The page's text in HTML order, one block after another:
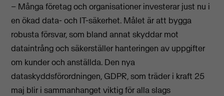
– Många företag och organisationer investerar just nu i
en ökad data- och IT-säkerhet. Målet är att bygga
robusta försvar, som bland annat skyddar mot
dataintrång och säkerställer hanteringen av uppgifter
om kunder och anställda. Den nya
dataskyddsförordningen, GDPR, som träder i kraft 25
maj blir i sammanhanget viktig för alla slags